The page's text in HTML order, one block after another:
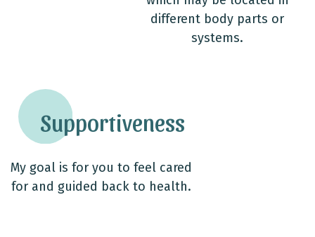
different body parts or
systems.
Supportiveness
My goal is for you to feel cared
for and guided back to health.